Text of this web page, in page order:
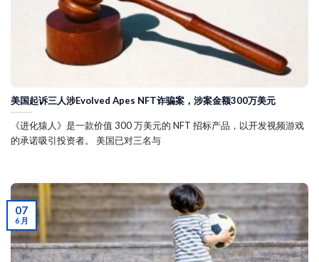
美国起诉三人涉Evolved Apes NFT诈骗案，涉案金额300万美元
《进化猿人》是一款价值 300 万美元的 NFT 招标产品，以开发视频游戏
的承诺吸引投资者。 美国已对三名与
07
6 月